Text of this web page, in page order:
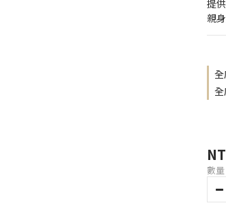
提
親
數量